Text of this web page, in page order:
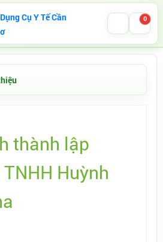
0
thành lập
Huỳnh